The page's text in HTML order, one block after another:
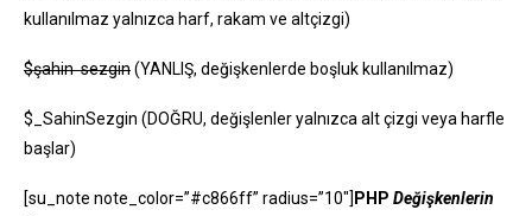
kullanılmaz yalnızca harf, rakam ve altçizgi)
$şahin sezgin(YANLIŞ, değişkenlerde boşluk kullanılmaz)
$_SahinSezgin (DOĞRU, değişlenler yalnızca alt çizgi veya harfle
başlar)
[su_note note_color=”#c866ff” radius=”10″] PHP Değişkenlerin